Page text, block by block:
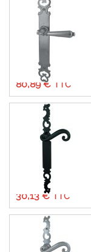
À partir de
80,89 €
67,41 €
À partir de
30,13 €
25,11 €